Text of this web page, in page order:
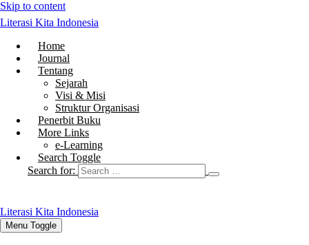
Skip to content
Literasi Kita Indonesia
Home
Journal
Tentang
Sejarah
Visi & Misi
Struktur Organisasi
Penerbit Buku
More Links
e-Learning
Search Toggle
Search for:
Literasi Kita Indonesia
Menu Toggle